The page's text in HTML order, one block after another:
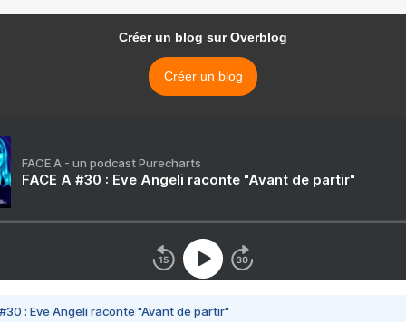
Créer un blog sur Overblog
Créer un blog
FACE A - un podcast Purecharts
FACE A #30 : Eve Angeli raconte "Avant de partir"
#30 : Eve Angeli raconte "Avant de partir"